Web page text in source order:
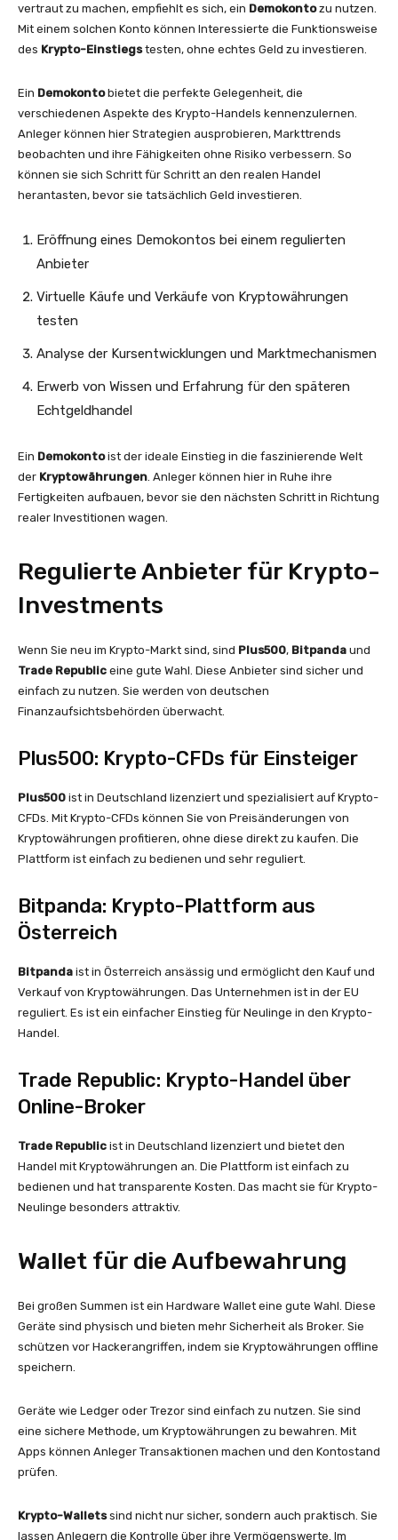
vertraut zu machen, empfiehlt es sich, ein Demokontozu nutzen.
Mit einem solchen Konto können Interessierte die Funktionsweise
des Krypto-Einstiegstesten, ohne echtes Geld zu investieren.
Ein Demokontobietet die perfekte Gelegenheit, die
verschiedenen Aspekte des Krypto-Handels kennenzulernen.
Anleger können hier Strategien ausprobieren, Markttrends
beobachten und ihre Fähigkeiten ohne Risiko verbessern. So
können sie sich Schritt für Schritt an den realen Handel
herantasten, bevor sie tatsächlich Geld investieren.
Eröffnung eines Demokontos bei einem regulierten
Anbieter
Virtuelle Käufe und Verkäufe von Kryptowährungen
testen
Analyse der Kursentwicklungen und Marktmechanismen
Erwerb von Wissen und Erfahrung für den späteren
Echtgeldhandel
Ein Demokontoist der ideale Einstieg in die faszinierende Welt
der Kryptowährungen . Anleger können hier in Ruhe ihre
Fertigkeiten aufbauen, bevor sie den nächsten Schritt in Richtung
realer Investitionen wagen.
Regulierte Anbieter für Krypto-
Investments
Wenn Sie neu im Krypto-Markt sind, sind Plus500, Bitpanda und
Trade Republic eine gute Wahl. Diese Anbieter sind sicher und
einfach zu nutzen. Sie werden von deutschen
Finanzaufsichtsbehörden überwacht.
Plus500: Krypto-CFDs für Einsteiger
Plus500 ist in Deutschland lizenziert und spezialisiert auf Krypto-
CFDs. Mit Krypto-CFDs können Sie von Preisänderungen von
Kryptowährungen profitieren, ohne diese direkt zu kaufen. Die
Plattform ist einfach zu bedienen und sehr reguliert.
Bitpanda: Krypto-Plattform aus
Österreich
Bitpanda ist in Österreich ansässig und ermöglicht den Kauf und
Verkauf von Kryptowährungen. Das Unternehmen ist in der EU
reguliert. Es ist ein einfacher Einstieg für Neulinge in den Krypto-
Handel.
Trade Republic: Krypto-Handel über
Online-Broker
Trade Republic ist in Deutschland lizenziert und bietet den
Handel mit Kryptowährungen an. Die Plattform ist einfach zu
bedienen und hat transparente Kosten. Das macht sie für Krypto-
Neulinge besonders attraktiv.
Wallet für die Aufbewahrung
Bei großen Summen ist ein Hardware Wallet eine gute Wahl. Diese
Geräte sind physisch und bieten mehr Sicherheit als Broker. Sie
schützen vor Hackerangriffen, indem sie Kryptowährungen offline
speichern.
Geräte wie Ledger oder Trezor sind einfach zu nutzen. Sie sind
eine sichere Methode, um Kryptowährungen zu bewahren. Mit
Apps können Anleger Transaktionen machen und den Kontostand
prüfen.
Krypto-Walletssind nicht nur sicher, sondern auch praktisch. Sie
lassen Anlegern die Kontrolle über ihre Vermögenswerte. Im